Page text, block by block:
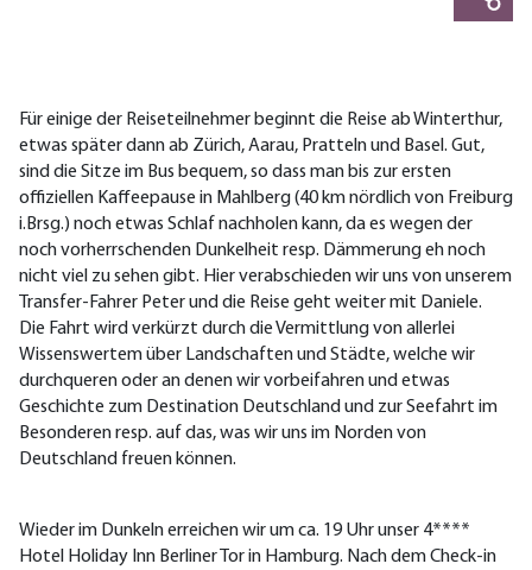
Für einige der Reiseteilnehmer beginnt die Reise ab Winterthur,
etwas später dann ab Zürich, Aarau, Pratteln und Basel. Gut,
sind die Sitze im Bus bequem, so dass man bis zur ersten
offiziellen Kaffeepause in Mahlberg (40 km nördlich von Freiburg
i.Brsg.) noch etwas Schlaf nachholen kann, da es wegen der
noch vorherrschenden Dunkelheit resp. Dämmerung eh noch
nicht viel zu sehen gibt. Hier verabschieden wir uns von unserem
Transfer-Fahrer Peter und die Reise geht weiter mit Daniele.
Die Fahrt wird verkürzt durch die Vermittlung von allerlei
Wissenswertem über Landschaften und Städte, welche wir
durchqueren oder an denen wir vorbeifahren und etwas
Geschichte zum Destination Deutschland und zur Seefahrt im
Besonderen resp. auf das, was wir uns im Norden von
Deutschland freuen können.
Wieder im Dunkeln erreichen wir um ca. 19 Uhr unser 4****
Hotel Holiday Inn Berliner Tor in Hamburg. Nach dem Check-in